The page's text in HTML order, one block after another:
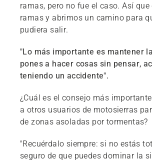
ramas, pero no fue el caso. Así
ramas y abrimos un camino para
pudiera salir.
"Lo más importante es mantener
pones a hacer cosas sin pensar,
teniendo un accidente".
¿Cuál es el consejo más
a otros usuarios de motosierras
de zonas asoladas por tormentas?
"Recuérdalo siempre: si no estás
seguro de que puedes dominar la